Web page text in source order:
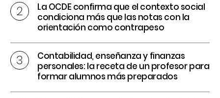
La OCDE confirma que el contexto social
condiciona más que las notas con la
orientación como contrapeso
Contabilidad, enseñanza y finanzas
personales: la receta de un profesor para
formar alumnos más preparados